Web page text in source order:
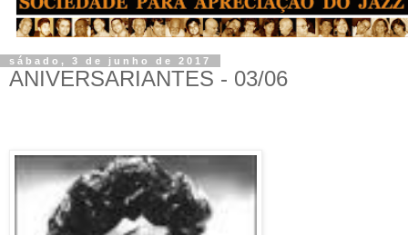
sábado, 3 de junho de 2017
ANIVERSARIANTES - 03/06